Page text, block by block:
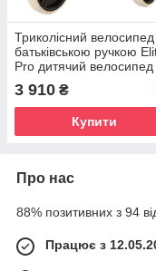
Триколісний велосипед
батьківською ручкою
Pro дитячий велосипед
колеса EVA для дітей
років
3 910 ₴
Купити
Про нас
88% позитивних з 94
Працює з